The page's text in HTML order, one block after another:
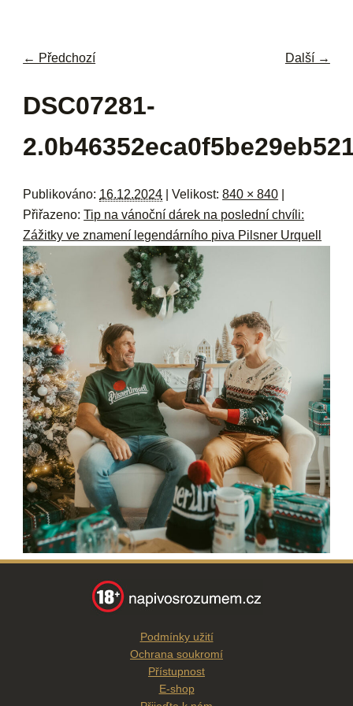
← Předchozí Další →
DSC07281-
Publikováno: 16.12.2024 | Velikost:840 × 840
Přiřazeno:Tip na vánoční dárek na poslední chvíli:
Zážitky ve znamení legendárního piva Pilsner Urquell
Podmínky užití
Ochrana soukromí
Přístupnost
E-shop